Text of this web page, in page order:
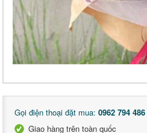
Gọi điện thoại đặt mua: 0962 794 486
Giao hàng trên toàn quốc